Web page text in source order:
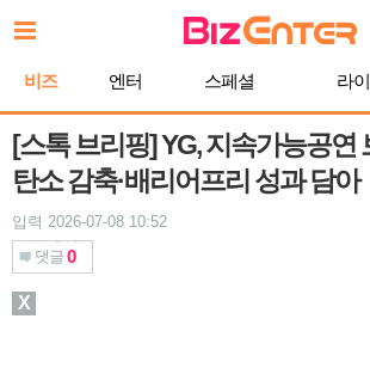
문
기
비즈 엔터 스페셜 라
[스톡 브리핑] YG, 지속가능공
탄소 감축·배리어프리 성과 담아
입력 2026-07-08 10:52
댓글 0
X